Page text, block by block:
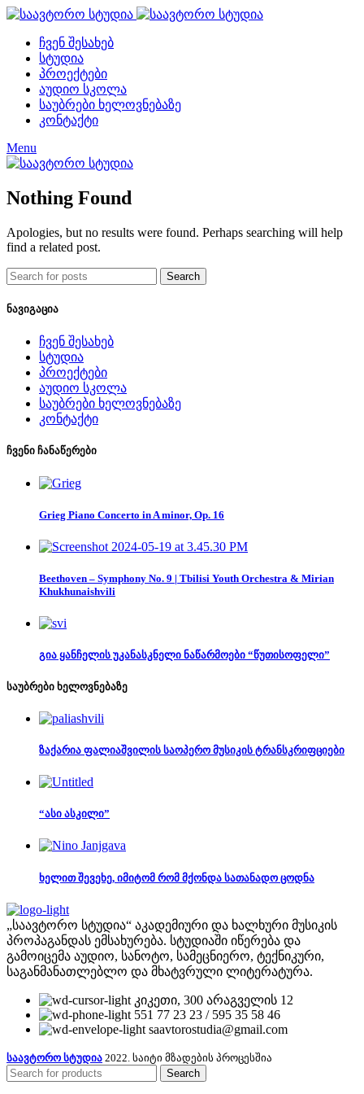
ჩვენ შესახებ
სტუდია
პროექტები
აუდიო სკოლა
საუბრები ხელოვნებაზე
კონტაქტი
Menu
Nothing Found
Apologies, but no results were found. Perhaps searching will help
find a related post.
Search
ნავიგაცია
ჩვენ შესახებ
სტუდია
პროექტები
აუდიო სკოლა
საუბრები ხელოვნებაზე
კონტაქტი
ჩვენი ჩანაწერები
Grieg Piano Concerto in A minor, Op. 16
Beethoven – Symphony No. 9 | Tbilisi Youth Orchestra & Mirian
Khukhunaishvili
გია ყანჩელის უკანასკნელი ნაწარმოები “წუთისოფელი”
საუბრები ხელოვნებაზე
ზაქარია ფალიაშვილის საოპერო მუსიკის ტრანსკრიფციები
“ასი ასკილი”
ხელით შევეხე, იმიტომ რომ მქონდა სათანადო ცოდნა
„საავტორო სტუდია“ აკადემიური და ხალხური მუსიკის
პროპაგანდას ემსახურება. სტუდიაში იწერება და
გამოიცემა აუდიო, სანოტო, სამეცნიერო, ტექნიკური,
საგანმანათლებლო და მხატვრული ლიტერატურა.
კიკეთი, 300 არაგველის 12
551 77 23 23 / 595 35 58 46
saavtorostudia@gmail.com
საავტორო სტუდია 2022. საიტი მზადების პროცესშია
Search